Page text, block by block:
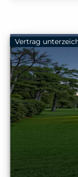
Vertrag